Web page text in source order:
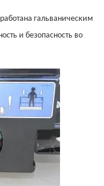
гальваническим
и безопасность во